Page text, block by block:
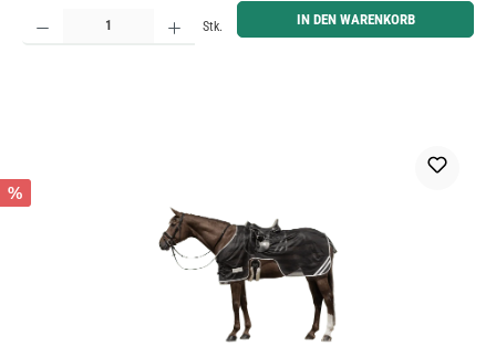
Produkt Anzahl: Gib den gewünschten Wert ein oder benutze die Schaltflächen um die Anzahl zu
Stk. IN DEN WARENKORB
%